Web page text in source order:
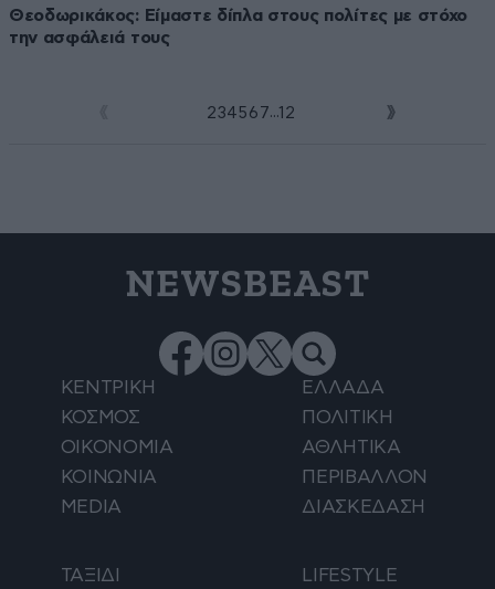
Θεοδωρικάκος: Είμαστε δίπλα στους πολίτες με στόχο
την ασφάλειά τους
234 5 6 7...12
NEWSBEAST
ΚΕΝΤΡΙΚΗ
ΕΛΛΑΔΑ
ΚΟΣΜΟΣ
ΠΟΛΙΤΙΚΗ
ΟΙΚΟΝΟΜΙΑ
ΑΘΛΗΤΙΚΑ
ΚΟΙΝΩΝΙΑ
ΠΕΡΙΒΑΛΛΟΝ
MEDIA
ΔΙΑΣΚΕΔΑΣΗ
ΤΑΞΙΔΙ LIFESTYLE